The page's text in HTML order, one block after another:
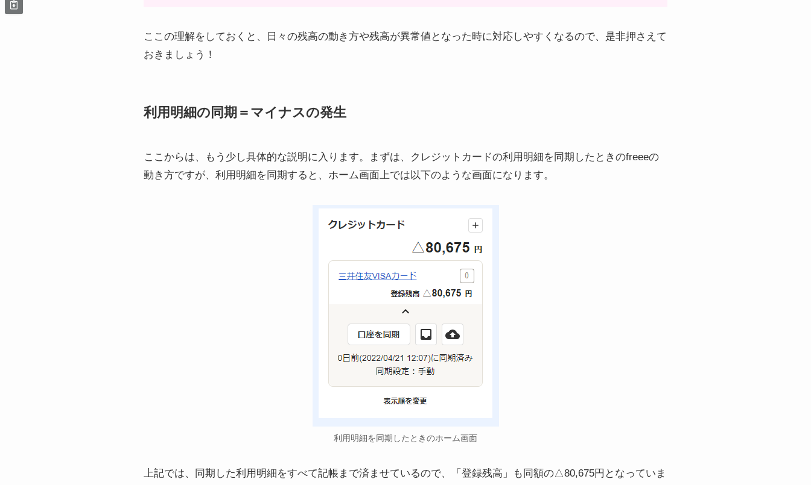
ここの理解をしておくと、日々の残高の動き方や残高が異常値となった時に対応しやすくなるので、是非押さえて
おきましょう！
利用明細の同期＝マイナスの発生
ここからは、もう少し具体的な説明に入ります。まずは、クレジットカードの利用明細を同期したときのfreeeの
動き方ですが、利用明細を同期すると、ホーム画面上では以下のような画面になります。
利用明細を同期したときのホーム画面
上記では、同期した利用明細をすべて記帳まで済ませているので、「登録残高」も同額の△80,675円となっていま